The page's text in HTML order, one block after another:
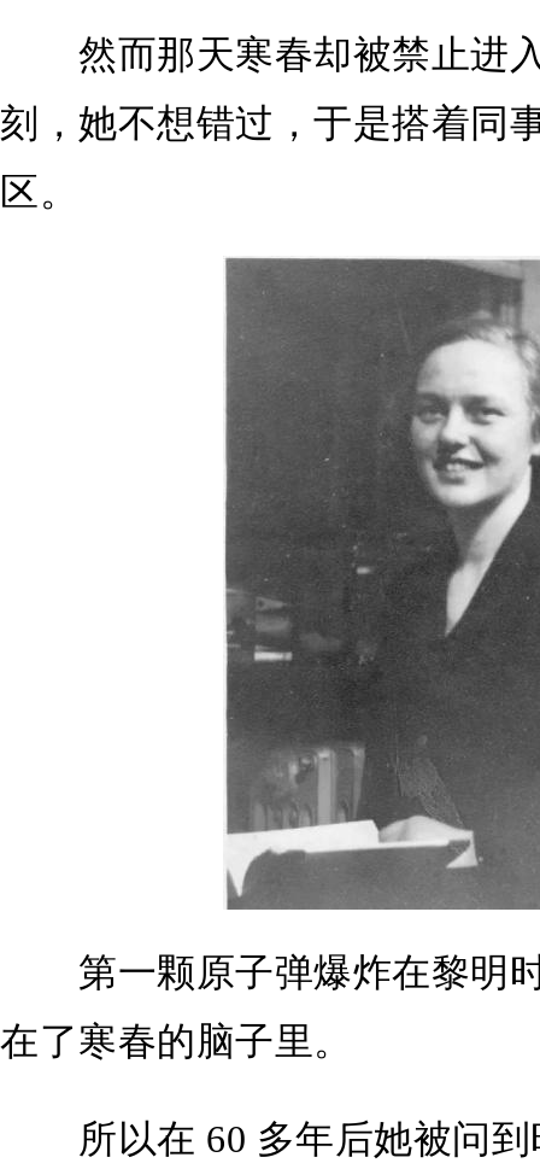
然而那天寒春却被禁止进
刻，她不想错过，于是搭着同
区。
第一颗原子弹爆炸在黎明
在了寒春的脑子里。
所以在 60 多年后她被问到